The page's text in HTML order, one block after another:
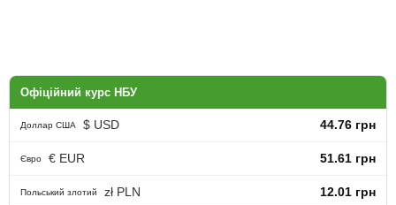
Офіційний курс НБУ
Доллар США $ USD 44.76 грн
Євро € EUR 51.61 грн
Польський злотий zł PLN 12.01 грн